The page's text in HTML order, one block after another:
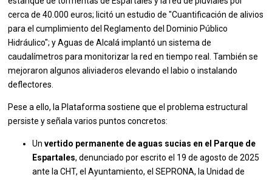
cerca de 40.000 euros; licitó un estudio de "Cuantificación de alivios
para el cumplimiento del Reglamento del Dominio Público
Hidráulico"; y Aguas de Alcalá implantó un sistema de
caudalímetros para monitorizar la red en tiempo real. También se
mejoraron algunos aliviaderos elevando el labio o instalando
deflectores.
Pese a ello, la Plataforma sostiene que el problema estructural
persiste y señala varios puntos concretos:
Unvertido permanente de aguas sucias en el Parque de
Espartales, denunciado por escrito el 19 de agosto de 2025
ante la CHT, el Ayuntamiento, el SEPRONA, la Unidad de